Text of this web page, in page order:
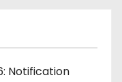
Notification